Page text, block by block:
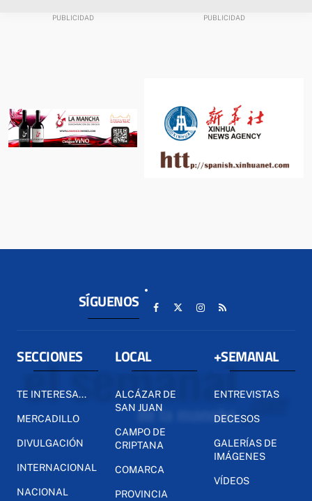
SÍGUENOS
SECCIONES
TE INTERESA...
MERCADILLO
DIVULGACIÓN
INTERNACIONAL
NACIONAL
LOCAL
ALCÁZAR DE
SAN JUAN
CAMPO DE
CRIPTANA
COMARCA
PROVINCIA
+SEMANAL
ENTREVISTAS
DECESOS
GALERÍAS DE
IMÁGENES
VÍDEOS